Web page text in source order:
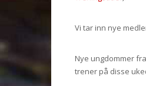
Vi tar inn nye
Nye ungdommer
trener på disse